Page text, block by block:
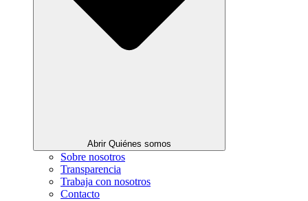
Abrir Quiénes somos
Sobre nosotros
Transparencia
Trabaja con nosotros
Contacto